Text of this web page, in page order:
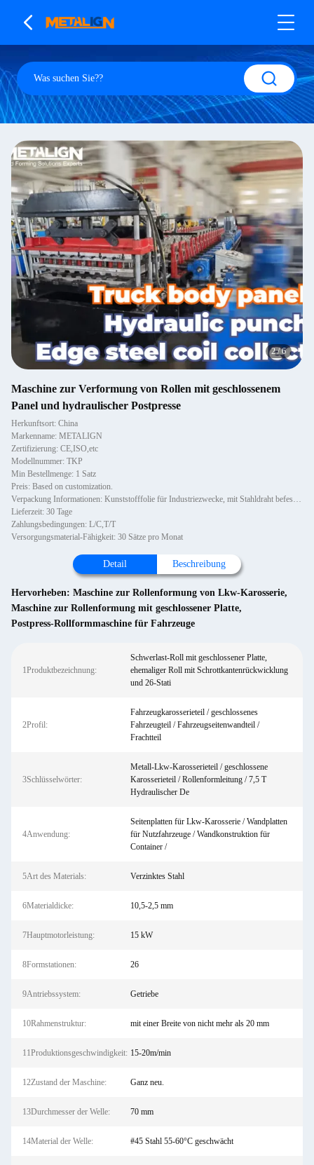
2/6
Maschine zur Verformung von Rollen mit geschlossenem
Panel und hydraulischer Postpresse
Herkunftsort: China
Markenname: METALIGN
Zertifizierung: CE,ISO,etc
Modellnummer: TKP
Min Bestellmenge: 1 Satz
Preis: Based on customization.
Verpackung Informationen: Kunststofffolie für Industriezwecke, mit Stahldraht befestigt.
Lieferzeit: 30 Tage
Zahlungsbedingungen: L/C,T/T
Versorgungsmaterial-Fähigkeit: 30 Sätze pro Monat
Detail Beschreibung
Hervorheben: Maschine zur Rollenformung von Lkw-Karosserie,
Maschine zur Rollenformung mit geschlossener Platte,
Postpress-Rollformmaschine für Fahrzeuge
1Produktbezeichnung:
Schwerlast-Roll mit geschlossener Platte,
ehemaliger Roll mit Schrottkantenrückwicklung
und 26-Stati
2Profil:
Fahrzeugkarosserieteil / geschlossenes
Fahrzeugteil / Fahrzeugseitenwandteil /
Frachtteil
3Schlüsselwörter:
Metall-Lkw-Karosserieteil / geschlossene
Karosserieteil / Rollenformleitung / 7,5 T
Hydraulischer De
4Anwendung:
Seitenplatten für Lkw-Karosserie / Wandplatten
für Nutzfahrzeuge / Wandkonstruktion für
Container /
5Art des Materials: Verzinktes Stahl
6Materialdicke: 10,5-2,5 mm
7Hauptmotorleistung: 15 kW
8Formstationen: 26
9Antriebssystem: Getriebe
10Rahmenstruktur: mit einer Breite von nicht mehr als 20 mm
11Produktionsgeschwindigkeit: 15-20m/min
12Zustand der Maschine: Ganz neu.
13Durchmesser der Welle: 70 mm
14Material der Welle: #45 Stahl 55-60°C geschwächt